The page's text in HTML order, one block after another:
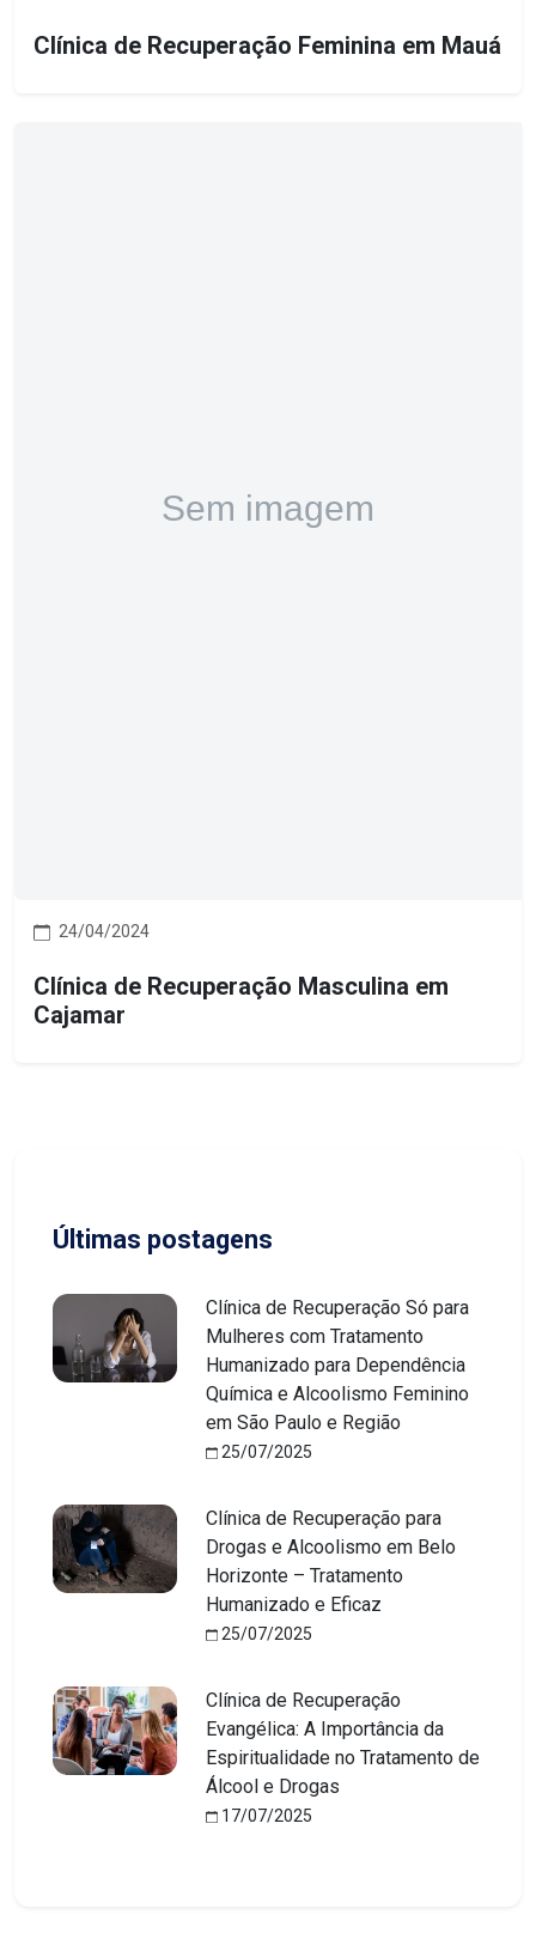
Clínica de Recuperação Feminina em Mauá
24/04/2024
Clínica de Recuperação Masculina em
Cajamar
Últimas postagens
Clínica de Recuperação Só para
Mulheres com Tratamento
Humanizado para Dependência
Química e Alcoolismo Feminino
em São Paulo e Região
25/07/2025
Clínica de Recuperação para
Drogas e Alcoolismo em Belo
Horizonte – Tratamento
Humanizado e Eficaz
25/07/2025
Clínica de Recuperação
Evangélica: A Importância da
Espiritualidade no Tratamento de
Álcool e Drogas
17/07/2025